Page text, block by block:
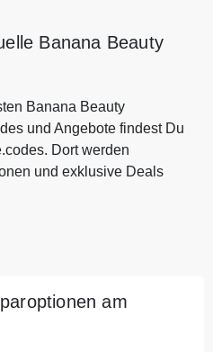
Banana Beauty
Banana Beauty
und Angebote findest Du
Dort werden
und exklusive Deals
am